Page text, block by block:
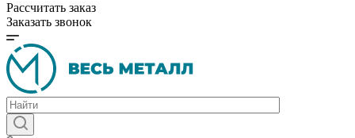
Рассчитать заказ
Заказать звонок